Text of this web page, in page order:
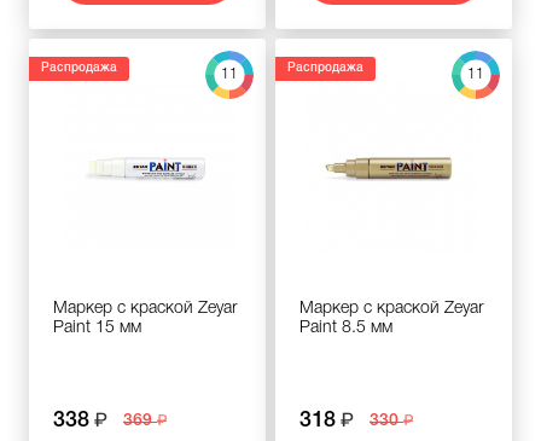
11
Распродажа
Маркер с краской Zeyar
Paint 15 мм
338 369
11
Распродажа
Маркер с краской Zeyar
Paint 8.5 мм
318 330